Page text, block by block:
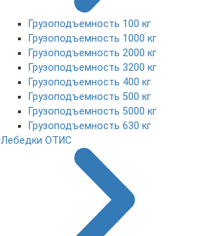
Грузоподъемность 100 кг
Грузоподъемность 1000 кг
Грузоподъемность 2000 кг
Грузоподъемность 3200 кг
Грузоподъемность 400 кг
Грузоподъемность 500 кг
Грузоподъемность 5000 кг
Грузоподъемность 630 кг
Лебедки ОТИС